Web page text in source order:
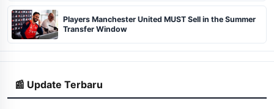
Players Manchester United MUST Sell in the Summer
Transfer Window
📰 Update Terbaru